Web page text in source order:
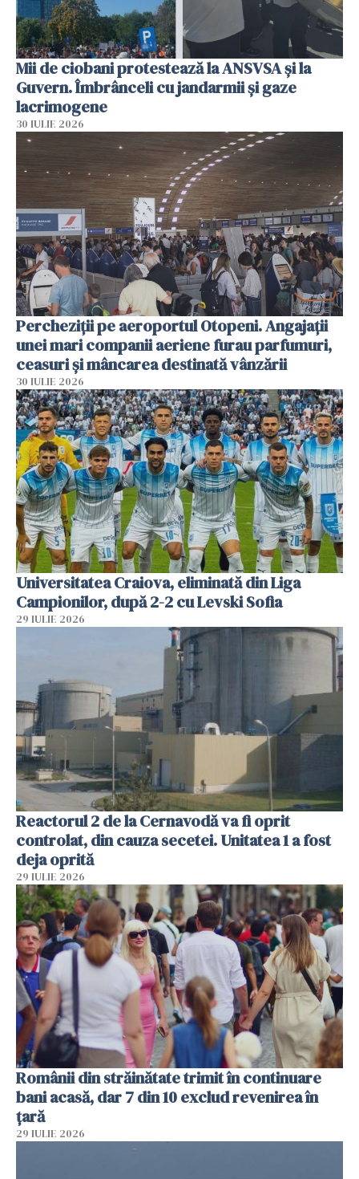
Mii de ciobani protestează la ANSVSA și la
Guvern. Îmbrânceli cu jandarmii și gaze
lacrimogene
30 IULIE 2026
Percheziții pe aeroportul Otopeni. Angajații
unei mari companii aeriene furau parfumuri,
ceasuri și mâncarea destinată vânzării
30 IULIE 2026
Universitatea Craiova, eliminată din Liga
Campionilor, după 2-2 cu Levski Sofia
29 IULIE 2026
Reactorul 2 de la Cernavodă va fi oprit
controlat, din cauza secetei. Unitatea 1 a fost
deja oprită
29 IULIE 2026
Românii din străinătate trimit în continuare
bani acasă, dar 7 din 10 exclud revenirea în
țară
29 IULIE 2026